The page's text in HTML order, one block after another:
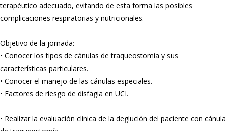
terapéutico adecuado, evitando de esta forma las posibles
complicaciones respiratorias y nutricionales.
Objetivo de la jornada:
• Conocer los tipos de cánulas de traqueostomía y sus
características particulares.
• Conocer el manejo de las cánulas especiales.
• Factores de riesgo de disfagia en UCI.
• Realizar la evaluación clínica de la deglución del paciente con cánula